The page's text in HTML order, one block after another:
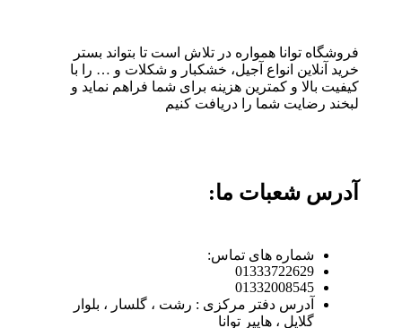
فروشگاه توانا همواره در تلاش است تا بتواند بستر
خرید آنلاین انواع آجیل، خشکبار و شکلات و … را با
کیفیت بالا و کمترین هزینه برای شما فراهم نماید و
لبخند رضایت شما را دریافت کنیم
آدرس شعبات ما:
شماره های تماس:
01333722629
01332008545
آدرس دفتر مرکزی : رشت ، گلسار ، بلوار
گلایل ، هایپر توانا